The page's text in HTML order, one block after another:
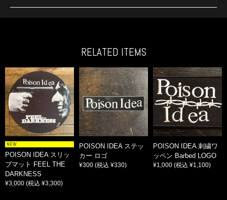
RELATED ITEMS
NEW
POISON IDEA スリッ
プマット FEEL THE
DARKNESS
¥3,000 (税込 ¥3,300)
POISON IDEA ステッ
カー ロゴ
¥300 (税込 ¥330)
POISON IDEA 刺繍ワ
ッペン Barbed LOGO
¥1,000 (税込 ¥1,100)